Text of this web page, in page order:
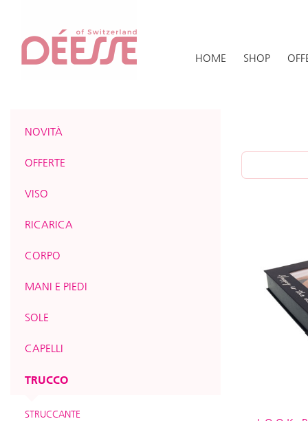
HOME SHOP
NOVITÀ
OFFERTE
VISO
RICARICA
CORPO
MANI E PIEDI
SOLE
CAPELLI
TRUCCO
STRUCCANTE